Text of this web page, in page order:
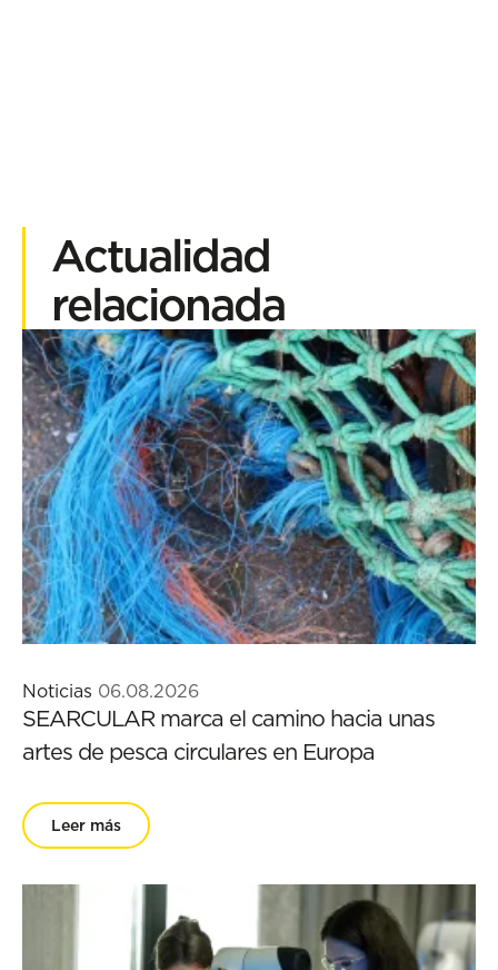
Actualidad
relacionada
Noticias 06.08.2026
SEARCULAR marca el camino hacia unas
artes de pesca circulares en Europa
Leer más